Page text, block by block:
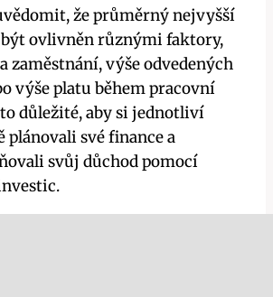
že průměrný nejvyšší
ovlivněn různými faktory,
zaměstnání, výše odvedených
výše platu během pracovní
důležité, aby si jednotliví
plánovali své finance a
svůj důchod pomocí